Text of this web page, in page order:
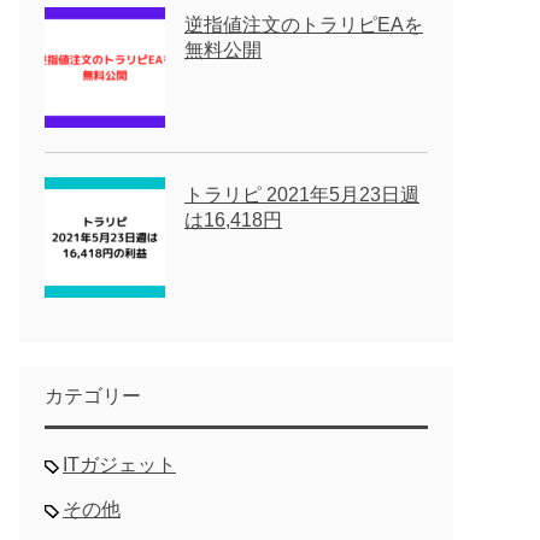
逆指値注文のトラリピEAを
無料公開
トラリピ 2021年5月23日週
は16,418円
カテゴリー
ITガジェット
その他